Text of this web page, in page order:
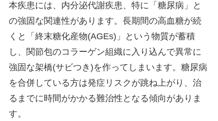
本疾患には、内分泌代謝疾患、特に「糖尿病」と
の強固な関連性があります。長期間の高血糖が続
くと「終末糖化産物(AGEs)」という物質が蓄積
し、関節包のコラーゲン組織に入り込んで異常に
強固な架橋(サビつき)を作ってしまいます。糖尿病
を合併している方は発症リスクが跳ね上がり、治
るまでに時間がかかる難治性となる傾向がありま
す。